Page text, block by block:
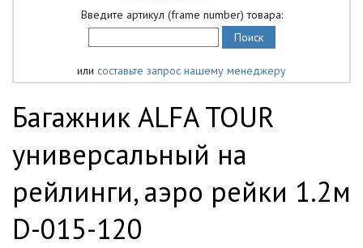
Введите артикул (frame number) товара:
или составьте запрос нашему менеджеру
Багажник ALFA TOUR
универсальный на
рейлинги, аэро рейки 1.2м
D-015-120